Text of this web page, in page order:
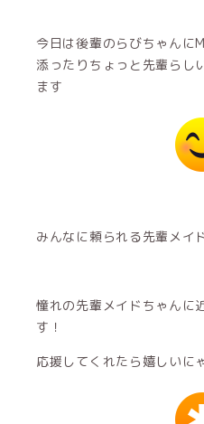
今日は後輩のらびちゃんに
添ったりちょっと先輩らし
ます
みんなに頼られる先輩メイ
憧れの先輩メイドちゃんに
す！
応援してくれたら嬉しいに